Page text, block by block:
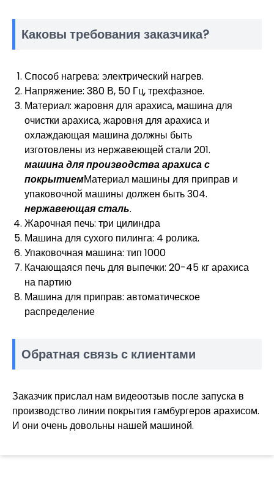
Каковы требования заказчика?
Способ нагрева: электрический нагрев.
Напряжение: 380 В, 50 Гц, трехфазное.
Материал: жаровня для арахиса, машина для
очистки арахиса, жаровня для арахиса и
охлаждающая машина должны быть
изготовлены из нержавеющей стали 201.
машина для производства арахиса с
покрытиемМатериал машины для приправ и
упаковочной машины должен быть 304.
нержавеющая сталь.
Жарочная печь: три цилиндра
Машина для сухого пилинга: 4 ролика.
Упаковочная машина: тип 1000
Качающаяся печь для выпечки: 20-45 кг арахиса
на партию
Машина для приправ: автоматическое
распределение
Обратная связь с клиентами
Заказчик прислал нам видеоотзыв после запуска в
производство линии покрытия гамбургеров арахисом.
И они очень довольны нашей машиной.